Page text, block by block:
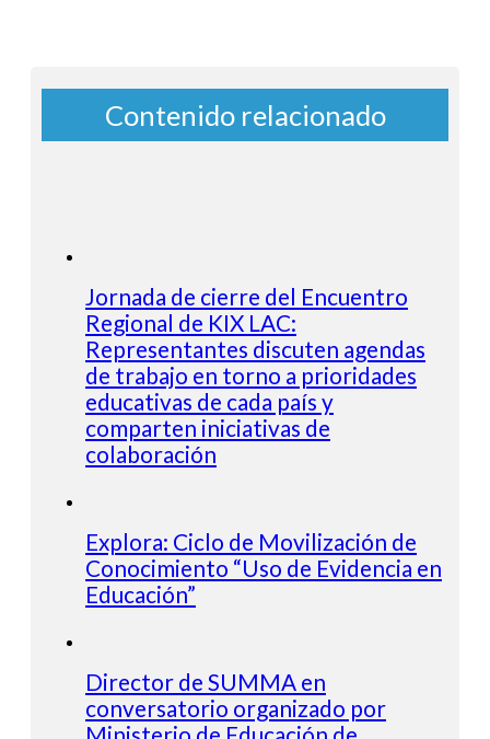
Contenido relacionado
Jornada de cierre del Encuentro
Regional de KIX LAC:
Representantes discuten agendas
de trabajo en torno a prioridades
educativas de cada país y
comparten iniciativas de
colaboración
Explora: Ciclo de Movilización de
Conocimiento “Uso de Evidencia en
Educación”
Director de SUMMA en
conversatorio organizado por